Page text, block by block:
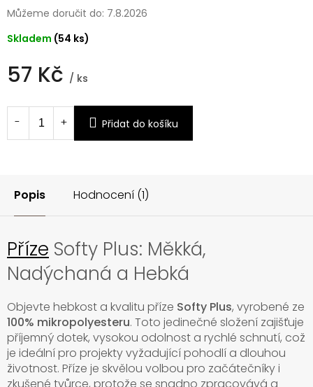
57 Kč / ks
cena:
Skladem (54 ks)
Můžeme doručit do: 7.8.2026
Přidat do košíku
Popis Hodnocení (1)
Příze Softy Plus: Měkká,
Nadýchaná a Hebká
Objevte hebkost a kvalitu příze Softy Plus, vyrobené ze
100% mikropolyesteru. Toto jedinečné složení zajišťuje
příjemný dotek, vysokou odolnost a rychlé schnutí, což
je ideální pro projekty vyžadující pohodlí a dlouhou
životnost. Příze je skvělou volbou pro začátečníky i